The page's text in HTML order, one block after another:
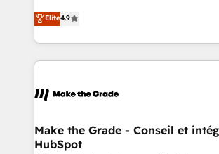
international offices and 175+
clients, un ROI mesurable. Notre
HubSpot un vrai levier de performance
organisation. Cela passe par la
vos processus, la fiabilisation de vos
la plateforme. Nos domaines d'intervention : -
& reprise de données - Stratégie
alignement Marketing / Sales - Data,
Elite4.9
Make the Grade - Conseil et
HubSpot